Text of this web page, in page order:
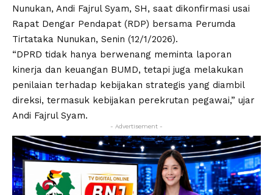
Nunukan, Andi Fajrul Syam, SH, saat dikonfirmasi usai
Rapat Dengar Pendapat (RDP) bersama Perumda
Tirtataka Nunukan, Senin (12/1/2026).
“DPRD tidak hanya berwenang meminta laporan
kinerja dan keuangan BUMD, tetapi juga melakukan
penilaian terhadap kebijakan strategis yang diambil
direksi, termasuk kebijakan perekrutan pegawai,” ujar
Andi Fajrul Syam.
- Advertisement -